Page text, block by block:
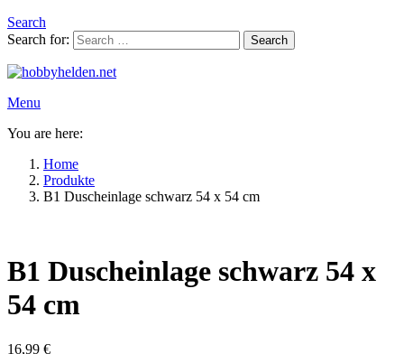
Search
Search for:
Search
Menu
You are here:
Home
Produkte
B1 Duscheinlage schwarz 54 x 54 cm
B1 Duscheinlage schwarz 54 x
54 cm
16,99 €